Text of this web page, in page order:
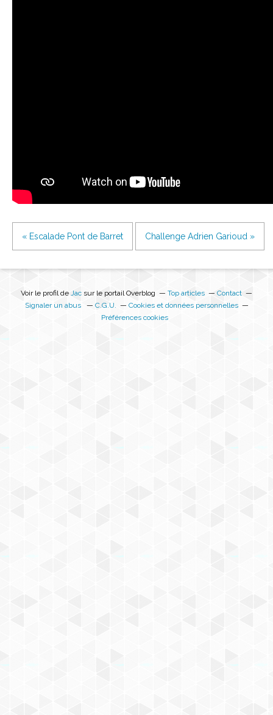
« Escalade Pont de Barret Challenge Adrien Garioud »
Voir le profil de Jac sur le portail Overblog Top articles
Contact
Signaler un abus
C.G.U.
Cookies et données personnelles
Préférences cookies